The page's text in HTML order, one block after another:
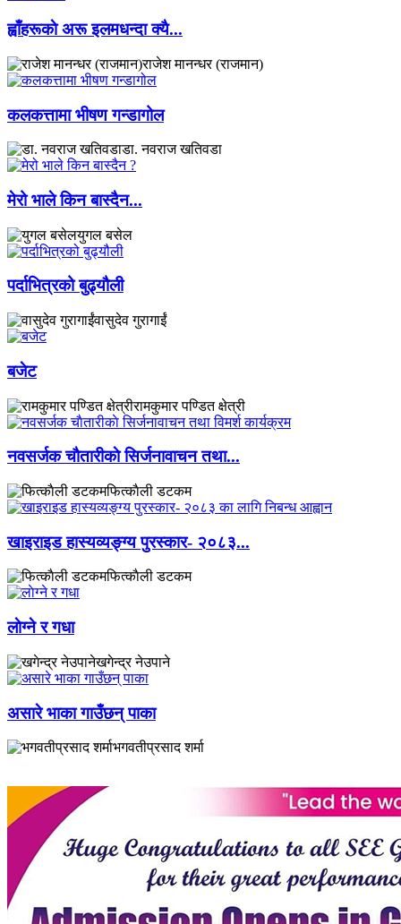
ह्वाँहरूकाे अरू इलमधन्दा क्यै...
राजेश मानन्धर (राजमान)
कलकत्तामा भीषण गन्डागोल
डा. नवराज खतिवडा
मेरो भाले किन बास्दैन...
युगल बसेल
पर्दाभित्रको बुढ्यौली
वासुदेव गुरागाईं
बजेट
रामकुमार पण्डित क्षेत्री
नवसर्जक चाैतारीकाे सिर्जनावाचन तथा...
फित्काैली डटकम
खाइराइड हास्यव्यङ्ग्य पुरस्कार- २०८३...
फित्काैली डटकम
लाेग्ने र गधा
खगेन्द्र नेउपाने
असारे भाका गाउँछन् पाका
भगवतीप्रसाद शर्मा